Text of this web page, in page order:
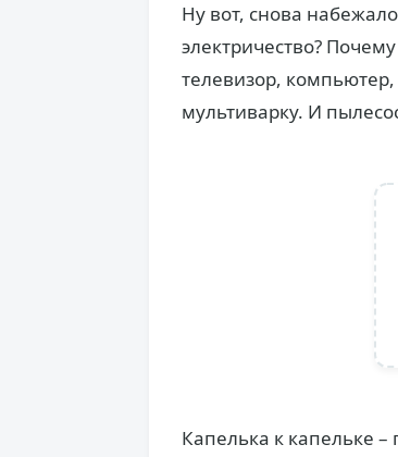
Ну вот, снова
электричество?
телевизор,
мультиварку. И
Капелька к капельке